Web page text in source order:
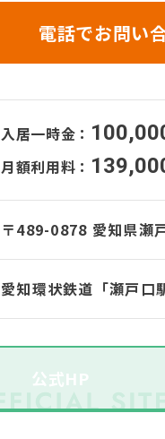
電話でお問い
入居一時金：
月額利用料：
〒489-0878 愛知県瀬
愛知環状鉄道「瀬戸口
公式HP